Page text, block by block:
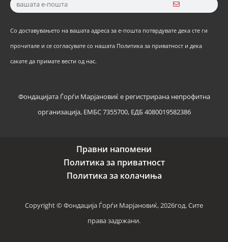
Со доставувањето на вашата адреса за е-пошта потврдувате дека сте ги
прочитале и се согласувате со нашата Политика за приватност и дека
сакате да примате вести од нас.
Фондацијата Ѓорѓи Марјановиќ е регистрирана непрофитна
организација, ЕМБС 7355700, ЕДБ 4080019582386
Правни напомени
Политика за приватност
Политика за колачиња
Copyright © Фондација Ѓорѓи Марјановиќ, 2026год. Сите
права задржани.